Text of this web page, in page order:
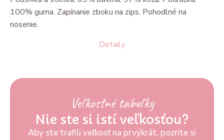
Detaily
100% guma. Zapínanie zboku na zips. Pohodlné na
nosenie.
Veľkostné tabuľky
Nie ste si istí veľkosťou?
Aby ste trafili veľkosť na prvýkrát, pozrite si